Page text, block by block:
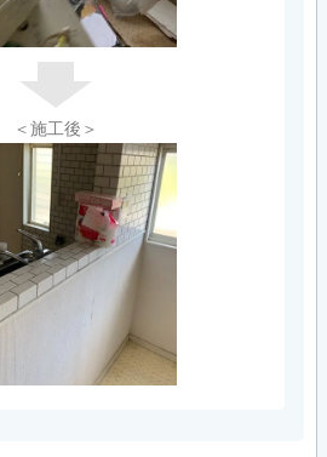
＜施工後＞